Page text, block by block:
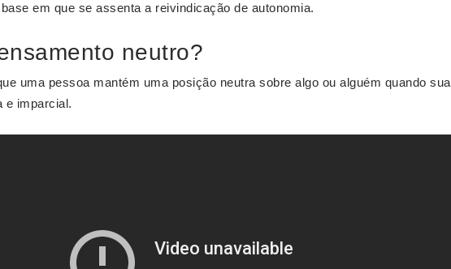
em que se assenta a reivindicação de autonomia.
neutro?
uma pessoa mantém uma posição neutra sobre algo ou alguém quando sua
e imparcial.